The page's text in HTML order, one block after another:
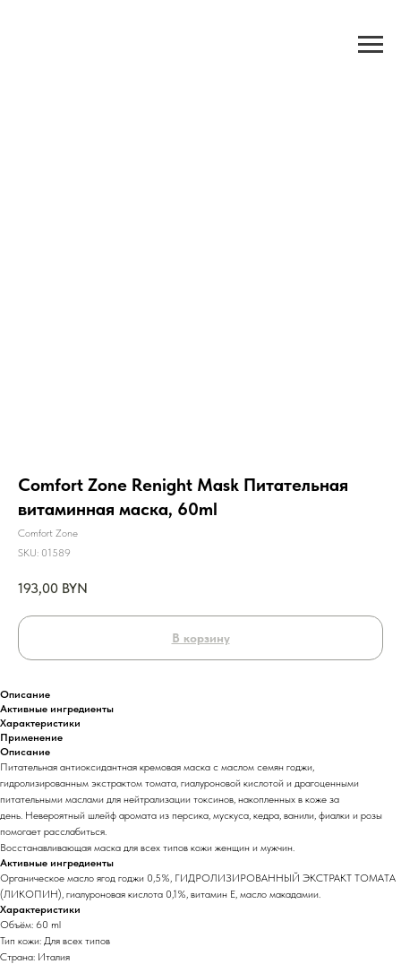
Comfort Zone Renight Mask Питательная
витаминная маска, 60ml
Comfort Zone
SKU: 01589
193,00 BYN
В корзину
Описание
Активные ингредиенты
Характеристики
Применение
Описание
Питательная антиоксидантная кремовая маска с маслом семян годжи,
гидролизированным экстрактом томата, гиалуроновой кислотой и драгоценными
питательными маслами для нейтрализации токсинов, накопленных в коже за
день. Невероятный шлейф аромата из персика, мускуса, кедра, ванили, фиалки и розы
помогает расслабиться.
Восстанавливающая маска для всех типов кожи женщин и мужчин.
Активные ингредиенты
Органическое масло ягод годжи 0,5%, ГИДРОЛИЗИРОВАННЫЙ ЭКСТРАКТ ТОМАТА
(ЛИКОПИН), гиалуроновая кислота 0,1%, витамин Е, масло макадамии.
Характеристики
Объём: 60 ml
Тип кожи: Для всех типов
Страна: Италия